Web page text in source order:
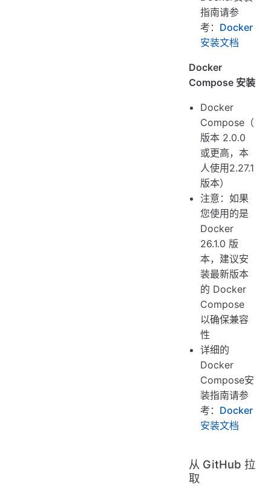
指南请参
考： Docker
安装文档
Docker
Compose 安装
Docker
Compose（
版本 2.0.0
或更高，本
人使用2.27.1
版本）
注意：如果
您使用的是
Docker
26.1.0 版
本，建议安
装最新版本
的 Docker
Compose
以确保兼容
性
详细的
Docker
Compose安
装指南请参
考： Docker
安装文档
从 GitHub 拉
取